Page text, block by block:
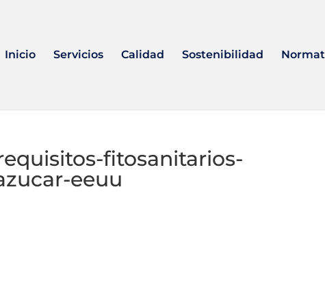
Inicio Servicios Calidad Sostenibilidad
fitosanitarios-
eeuu